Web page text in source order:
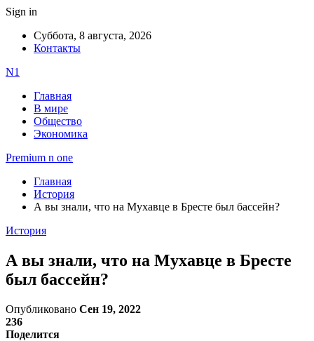
Sign in
Суббота, 8 августа, 2026
Контакты
N1
Главная
В мире
Общество
Экономика
Premium n one
Главная
История
А вы знали, что на Мухавце в Бресте был бассейн?
История
А вы знали, что на Мухавце в Бресте
был бассейн?
Опубликовано Сен 19, 2022
236
Поделится